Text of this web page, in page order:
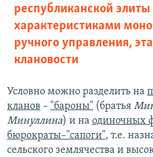
республиканской элиты
характеристиками
ручного управления,
клановости
Условно можно разделить на
кланов – "бароны" (братья
Минуллина) и на одиночных
бюрократы–"сапоги", т.е.
сельского землячества и